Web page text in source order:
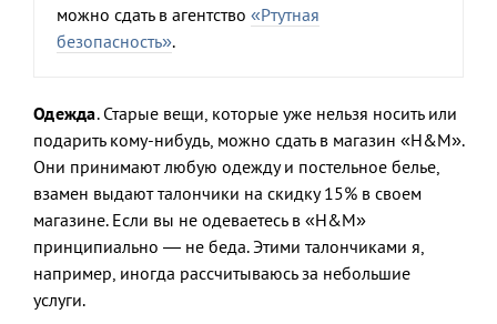
можно сдать в агентство «Ртутная
безопасность».
Одежда. Старые вещи, которые уже нельзя носить или
подарить кому-нибудь, можно сдать в магазин «Н&М».
Они принимают любую одежду и постельное белье,
взамен выдают талончики на скидку 15% в своем
магазине. Если вы не одеваетесь в «H&M»
принципиально — не беда. Этими талончиками я,
например, иногда рассчитываюсь за небольшие
услуги.